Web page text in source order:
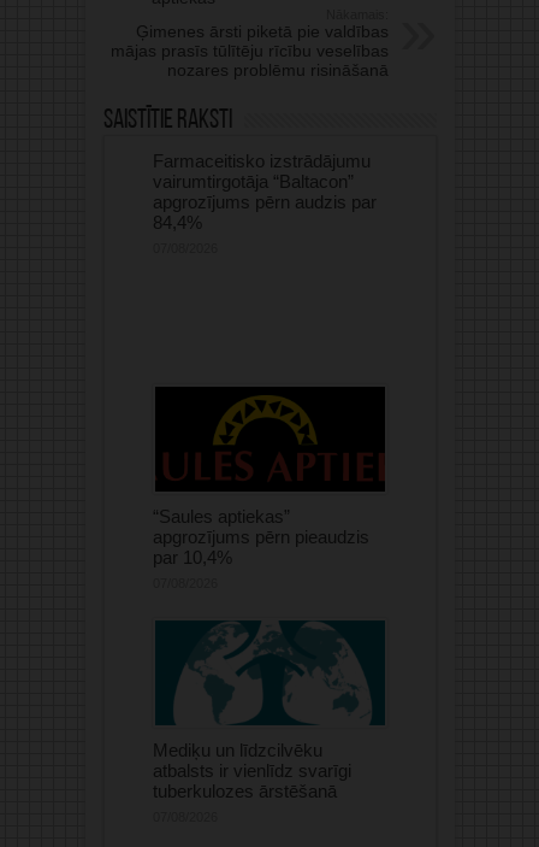
Ģimenes ārsti piketā pie valdības
mājas prasīs tūlītēju rīcību veselības
nozares problēmu risināšanā
Saistītie raksti
Farmaceitisko izstrādājumu
vairumtirgotāja “Baltacon”
apgrozījums pērn audzis par
84,4%
“Saules aptiekas”
apgrozījums pērn pieaudzis
par 10,4%
Mediķu un līdzcilvēku
atbalsts ir vienlīdz svarīgi
tuberkulozes ārstēšanā